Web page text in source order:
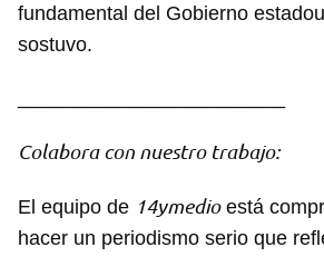
INICIAR SESIÓN
fundamental del Gobierno
sostuvo.
Colabora con nuestro trabajo:
El equipo de 14ymedioestá
hacer un periodismo serio que